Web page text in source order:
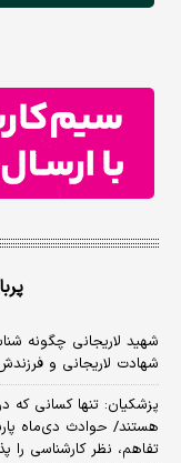
شهید لاریجانی چگونه
شهادت لاریجانی و
پزشکیان: تنها کسانی که
هستند/ حوادث دی‌ماه
تفاهم، نظر کارشناسی را